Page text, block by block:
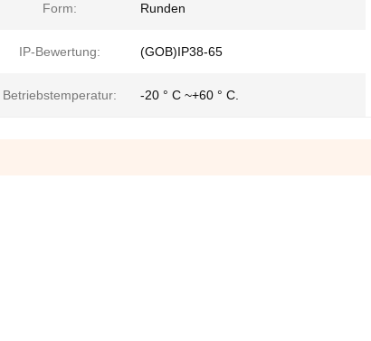
Form: Runden
IP-Bewertung: (GOB)IP38-65
Betriebstemperatur: -20 ° C ~+60 ° C.